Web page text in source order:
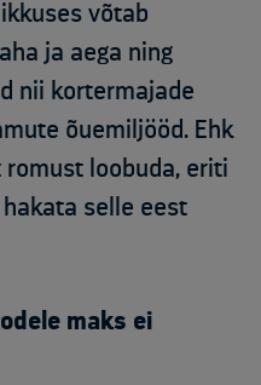
võtab
ja aega ning
nii kortermajade
õuemiljööd. Ehk
romust loobuda, eriti
selle eest
maks ei